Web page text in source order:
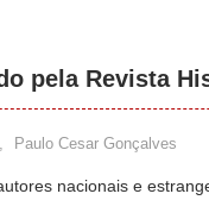
pela Revista
, Paulo Cesar Gonçalves
nacionais e